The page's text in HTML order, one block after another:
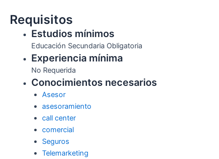
Requisitos
Estudios mínimos
Educación Secundaria Obligatoria
Experiencia mínima
No Requerida
Conocimientos necesarios
Asesor
asesoramiento
call center
comercial
Seguros
Telemarketing